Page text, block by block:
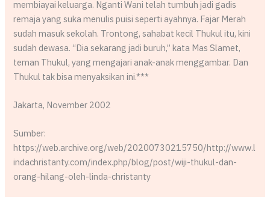
membiayai keluarga. Nganti Wani telah tumbuh jadi gadis
remaja yang suka menulis puisi seperti ayahnya. Fajar Merah
sudah masuk sekolah. Trontong, sahabat kecil Thukul itu, kini
sudah dewasa. “Dia sekarang jadi buruh,” kata Mas Slamet,
teman Thukul, yang mengajari anak-anak menggambar. Dan
Thukul tak bisa menyaksikan ini.***
Jakarta, November 2002
Sumber:
https://web.archive.org/web/20200730215750/http://www.l
indachristanty.com/index.php/blog/post/wiji-thukul-dan-
orang-hilang-oleh-linda-christanty